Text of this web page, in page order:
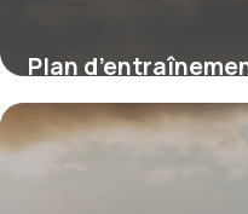
Plan
une préparation
4 juillet 2025